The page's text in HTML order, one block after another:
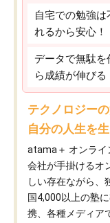
自宅での勉強
れるから安心！
データで無駄
ら成績が伸びる
テクノロジー
自分の人生を
atama＋ オンラ
会社が手掛けるオ
しい存在ながら、
国4,000以上の塾
携、各種メディア